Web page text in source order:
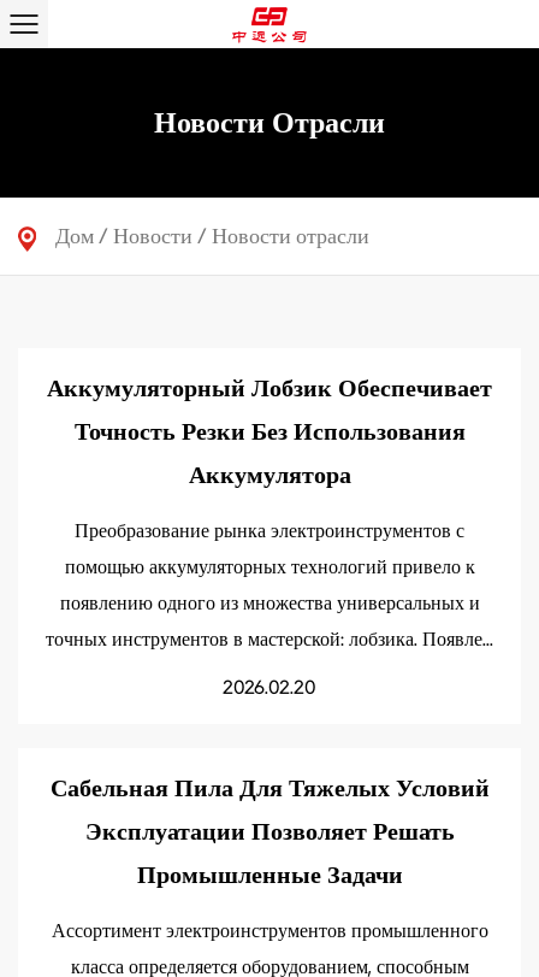
Новости Отрасли
Дом / Новости / Новости отрасли
Аккумуляторный Лобзик Обеспечивает
Точность Резки Без Использования
Аккумулятора
Преобразование рынка электроинструментов с
помощью аккумуляторных технологий привело к
появлению одного из множества универсальных и
точных инструментов в мастерской: лобзика. Появле...
2026.02.20
Сабельная Пила Для Тяжелых Условий
Эксплуатации Позволяет Решать
Промышленные Задачи
Ассортимент электроинструментов промышленного
класса определяется оборудованием, способным